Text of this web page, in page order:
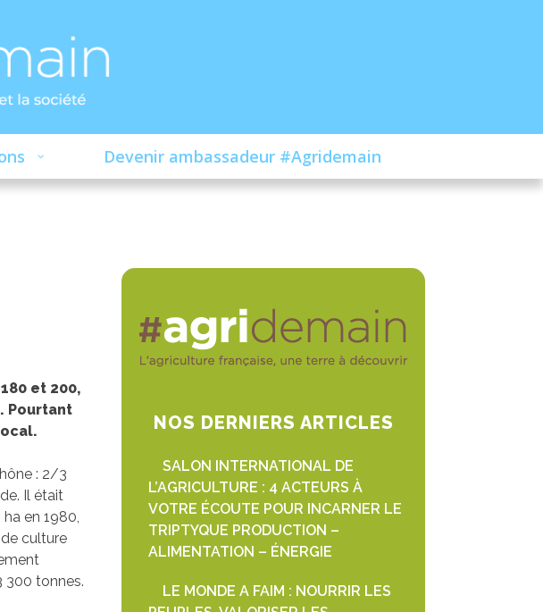
Devenir ambassadeur #Agridemain
et 200,
Pourtant
: 2/3
Il était
en 1980,
culture
300 tonnes.
NOS DERNIERS ARTICLES
SALON INTERNATIONAL DE
L’AGRICULTURE : 4 ACTEURS À
VOTRE ÉCOUTE POUR INCARNER LE
TRIPTYQUE PRODUCTION –
ALIMENTATION – ÉNERGIE
LE MONDE A FAIM : NOURRIR LES